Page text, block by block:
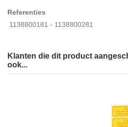
Referenties
1138800181 - 1138800281
Klanten die dit product
ook...